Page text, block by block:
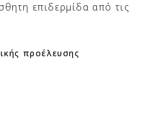
επιδερμίδα από τις
προέλευσης